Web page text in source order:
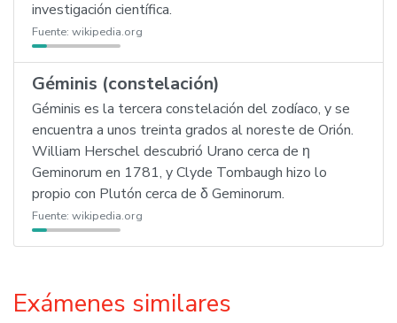
investigación científica.
Fuente: wikipedia.org
Géminis (constelación)
Géminis es la tercera constelación del zodíaco, y se
encuentra a unos treinta grados al noreste de Orión.
William Herschel descubrió Urano cerca de η
Geminorum en 1781, y Clyde Tombaugh hizo lo
propio con Plutón cerca de δ Geminorum.
Fuente: wikipedia.org
Exámenes similares